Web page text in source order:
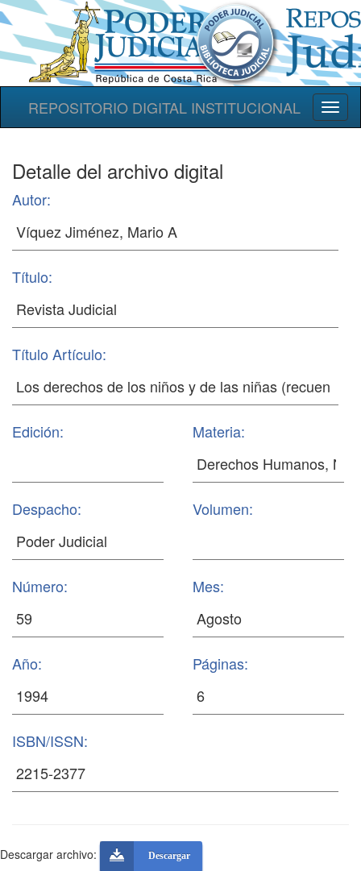
REPOSITORIO DIGITAL INSTITUCIONAL
Detalle del archivo digital
Autor:
Título:
Título Artículo:
Edición: Materia:
Despacho: Volumen:
Número: Mes:
Año: Páginas:
ISBN/ISSN:
Descargar archivo: Descargar